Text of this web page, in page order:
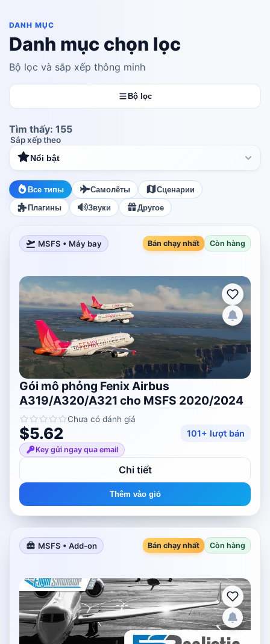
DANH MỤC
Danh mục chọn lọc
Bộ lọc và sắp xếp thông minh
Bộ lọc
Tìm thấy: 155
Sắp xếp theo
Nổi bật
Все типы Самолёты
Сценарии
Плагины
Звуки Другое
MSFS • Máy bay Bán chạy nhất Còn hàng
Gói mô phỏng Fenix ​​​​Airbus
A319/A320/A321 cho MSFS 2020/2024
Chưa có đánh giá
$5.62 101+ lượt bán
Key gửi ngay qua email
Chi tiết
Thêm vào giỏ
MSFS • Add-on Bán chạy nhất Còn hàng